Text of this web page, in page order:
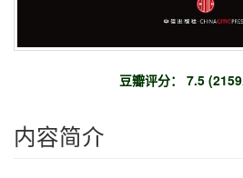
豆瓣评分： 7.5
内容简介